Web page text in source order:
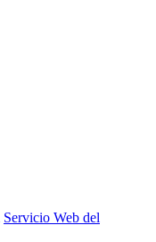
Servicio Web del